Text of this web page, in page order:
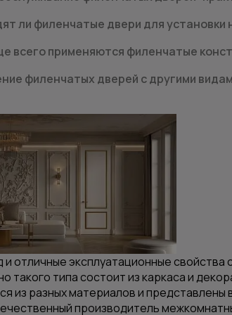
ли филенчатые двери для установки
всего применяются филенчатые
филенчатых дверей с другими
и отличные эксплуатационные
такого типа состоит из каркаса и
из разных материалов и
производитель